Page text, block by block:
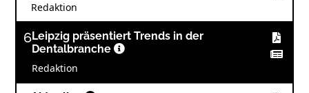
Redaktion
6Leipzig präsentiert Trends in der
Dentalbranche
Redaktion